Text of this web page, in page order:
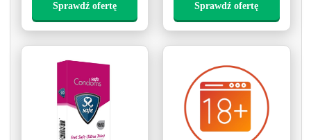
Sprawdź ofertę Sprawdź ofertę